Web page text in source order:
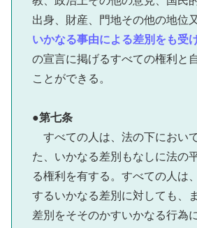
出身、財産、門地その他の地位
いかなる事由による差別をも受
の宣言に掲げるすべての権利と
ことができる。
●第七条
すべての人は、法の下におい
た、いかなる差別もなしに法の
る権利を有する。すべての人は
するいかなる差別に対しても、
差別をそそのかすいかなる行為